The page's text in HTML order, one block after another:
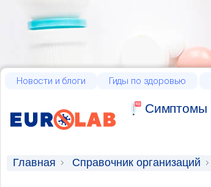
Новости и блоги Гиды по здоровью
Cимптомы
Главная Справочник организаций